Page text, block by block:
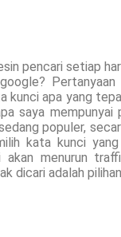
pencari setiap
kunci apa yang
saya
populer,
kata kunci
menurun
dicari adalah